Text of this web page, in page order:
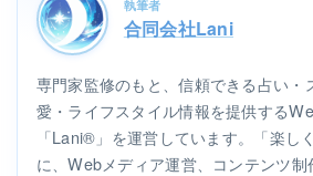
執筆者
合同会社Lani
専門家監修のもと、信頼できる占い・
愛・ライフスタイル情報を提供する
「Lani®」を運営しています。「楽し
に、Webメディア運営、コンテンツ制